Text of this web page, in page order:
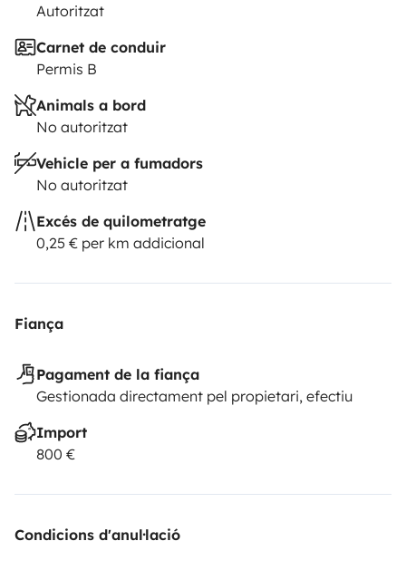
Autoritzat
Carnet de conduir
Permis B
Animals a bord
No autoritzat
Vehicle per a fumadors
No autoritzat
Excés de quilometratge
0,25 € per km addicional
Fiança
Pagament de la fiança
Gestionada directament pel propietari, efectiu
Import
800 €
Condicions d'anul·lació